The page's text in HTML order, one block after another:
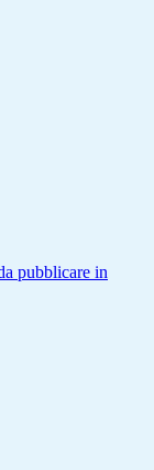
pubblicare in